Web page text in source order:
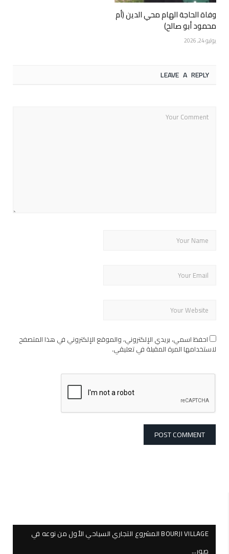
وفاة الحاجة الهام محي الدين (أم
محمود أبو صالح)
يوليو 24, 2026
LEAVE A REPLY
احفظ اسمي، بريدي الإلكتروني، والموقع الإلكتروني في هذا المتصفح
لاستخدامها المرة المقبلة في تعليقي.
BOURJI VILLAGE المشروع التجاري السياحي الأول من نوعه في
صور…